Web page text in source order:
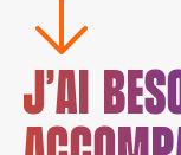
J’AI